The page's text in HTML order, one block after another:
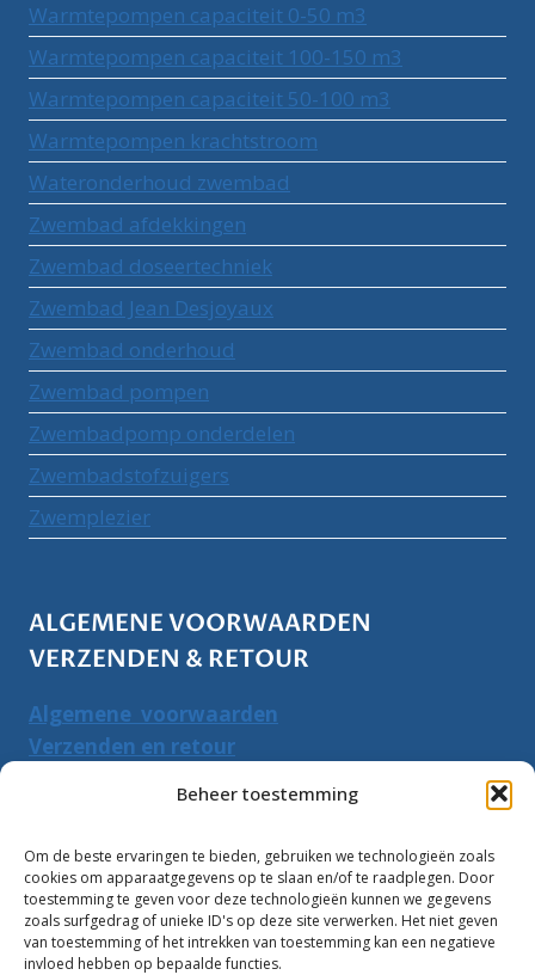
Beheer toestemming
Om de beste ervaringen te bieden, gebruiken we technologieën zoals
cookies om apparaatgegevens op te slaan en/of te raadplegen. Door
toestemming te geven voor deze technologieën kunnen we gegevens
zoals surfgedrag of unieke ID's op deze site verwerken. Het niet geven
van toestemming of het intrekken van toestemming kan een negatieve
invloed hebben op bepaalde functies.
Warmtepompen capaciteit 0-50 m3
Warmtepompen capaciteit 100-150 m3
Warmtepompen capaciteit 50-100 m3
Warmtepompen krachtstroom
Wateronderhoud zwembad
Zwembad afdekkingen
Zwembad doseertechniek
Zwembad Jean Desjoyaux
Zwembad onderhoud
Zwembad pompen
Zwembadpomp onderdelen
Zwembadstofzuigers
Zwemplezier
ALGEMENE VOORWAARDEN
VERZENDEN & RETOUR
Algemene voorwaarden
Verzenden en retour
PRODUCTEN ZOEKEN
Zoeken
naar:
Zoeken